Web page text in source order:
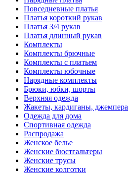
Повседневные платья
Платья короткий рукав
Платья 3/4 рукав
Платья длинный рукав
Комплекты
Комплекты брючные
Комплекты с платьем
Комплекты юбочные
Нарядные комплекты
Брюки, юбки, шорты
Верхняя одежда
Жакеты, кардиганы, джемпера
Одежда для дома
Спортивная одежда
Распродажа
Женское белье
Женские бюстгальтеры
Женские трусы
Женские колготки